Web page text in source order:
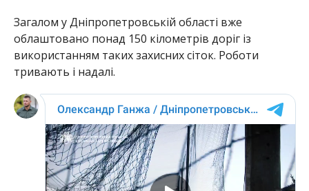
Загалом у Дніпропетровській області вже
облаштовано понад 150 кілометрів доріг із
використанням таких захисних сіток. Роботи
тривають і надалі.